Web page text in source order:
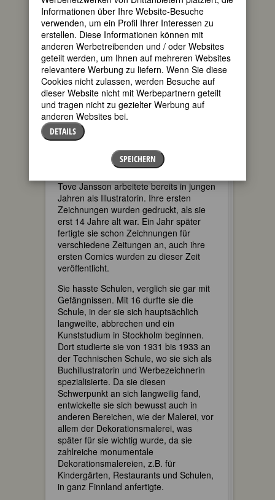
gesellschaftlichen Vorstellungen so weit
voneinander entfernt lagen, dass sie
lange Zeit beide nicht in der Lage
waren, den/die andere zu verstehen,
stand ihre Mutter ihr zeitlebens sehr
nahe. Sie war ihre erste Lehrerin, und
auf ihrem Schoß lernte Tove zeichnen.
Mütterlicherseits kam sie aus einer
Familie von Geschichten-ErzählerInnen,
schon Wilma Lindhé, die Schwester von
Hams Vaters, war eine wichtige Autorin
der 1880er Jahre, die das
Spannungsverhältnis zwischen Familie
und Beruf für Frauen in ihren Werken
thematisiert hatte.
Tove Jansson arbeitete bereits in jungen
Jahren als Illustratorin. Ihre ersten
Zeichnungen wurden gedruckt, als sie
erst 14 Jahre alt war. Ein Jahr später
fertigte sie schon Zeichnungen für
verschiedene Zeitungen an, auch ihre
ersten Comics wurden zu dieser Zeit
veröffentlicht.
Sie hasste Schulen, verglich sie gar mit
Gefängnissen. Mit 16 durfte sie die
Schule, in der sie sich hauptsächlich
langweilte, abbrechen und ein
Kunststudium in Stockholm beginnen.
Dort studierte sie von 1931 bis 1933 an
der Technischen Schule, wo sie sich als
Buchillustratorin und Werbezeichnerin
spezialisierte. Da sie diesen
Schwerpunkt an sich langweilig fand,
entwickelte sie sich bewusst auch in
anderen Bereichen, wie der Malerei, vor
allem der Dekorationsmalerei, was
später für sie wichtig wurde, da sie
zahlreiche monumentale
Dekorationsmalereien, z.B. für
Kindergärten, Restaurants und Schulen,
in ganz Finnland anfertigte.
Informationen über Ihre Website-Besuche
verwenden, um ein Profil Ihrer Interessen zu
erstellen. Diese Informationen können mit
anderen Werbetreibenden und / oder Websites
geteilt werden, um Ihnen auf mehreren Websites
relevantere Werbung zu liefern. Wenn Sie diese
Cookies nicht zulassen, werden Besuche auf
dieser Website nicht mit Werbepartnern geteilt
und tragen nicht zu gezielter Werbung auf
anderen Websites bei.
DETAILS
SPEICHERN